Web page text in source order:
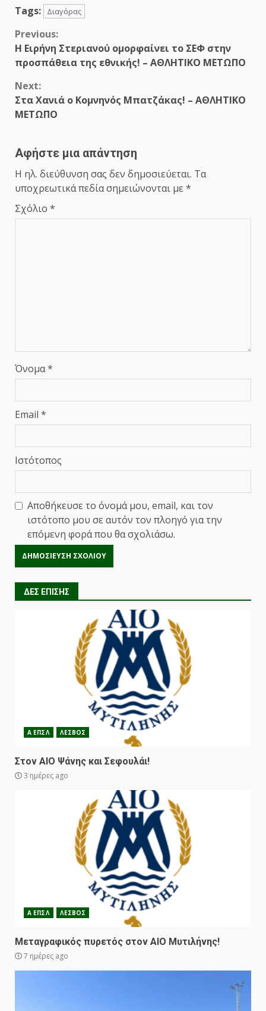
Tags: Διαγόρας
Continue
Reading
Previous:
Η Ειρήνη Στεριανού ομορφαίνει το ΣΕΦ στην
προσπάθεια της εθνικής! – ΑΘΛΗΤΙΚΟ ΜΕΤΩΠΟ
Next:
Στα Χανιά ο Κομνηνός Μπατζάκας! – ΑΘΛΗΤΙΚΟ
ΜΕΤΩΠΟ
Αφήστε μια απάντηση
Η ηλ. διεύθυνση σας δεν δημοσιεύεται. Τα
υποχρεωτικά πεδία σημειώνονται με *
Σχόλιο *
Όνομα*
Email *
Ιστότοπος
Αποθήκευσε το όνομά μου, email, και τον
ιστότοπο μου σε αυτόν τον πλοηγό για την
επόμενη φορά που θα σχολιάσω.
ΔΕΣ ΕΠΙΣΗΣ
Α ΕΠΣΛ ΛΕΣΒΟΣ
Στον ΑΙΟ Ψάνης και Σεφουλάι!
3 ημέρες ago
Α ΕΠΣΛ ΛΕΣΒΟΣ
Μεταγραφικός πυρετός στον ΑΙΟ Μυτιλήνης!
7 ημέρες ago